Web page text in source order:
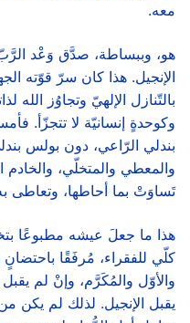
معه.
هو، وببساطة، صدَّق وَعْد
الإنجيل. هذا كان سرّ قوّته
بالتّنازل الإلهيّ وتجاوُز الله
وكوحدةٍ إنسانيّة لا تتجزّأ.
بندلي الرّاعي، دون بولس
والمعطي والمتخلّي، والخادم
تَساوَتْ بما أحاطها، وتعاطى
هذا ما جعلَ عيشه مطبوعًا
كلّي للفقراء، مُرفَقًا باحتضانٍ
والأوّل والمُكَرَّم، وإنْ لم
يقبل الإنجيل. لذلك لم